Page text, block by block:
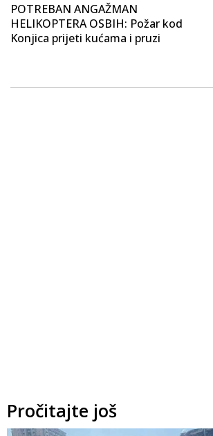
POTREBAN ANGAŽMAN
HELIKOPTERA OSBIH: Požar kod
Konjica prijeti kućama i pruzi
Pročitajte još